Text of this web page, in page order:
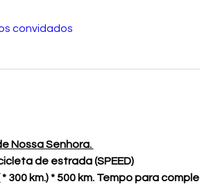
convidados
Nossa Senhora.
de estrada (SPEED)
300 km.) * 500 km. Tempo para